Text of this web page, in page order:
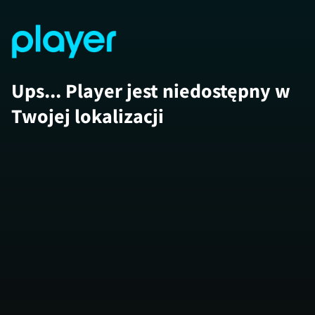
Ups... Player jest niedostępny w
Twojej lokalizacji